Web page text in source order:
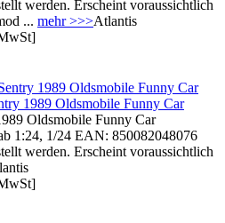
werden. Erscheint voraussichtlich
... mehr >>>Atlantis
1989 Oldsmobile Funny Car
Oldsmobile Funny Car
1:24, 1/24 EAN: 850082048076
werden. Erscheint voraussichtlich